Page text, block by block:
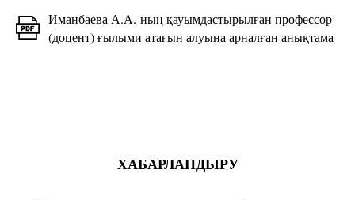
Иманбаева А.А.-ның қауымдастырылған профессор
(доцент) ғылыми атағын алуына арналған анықтама
ХАБАРЛАНДЫРУ